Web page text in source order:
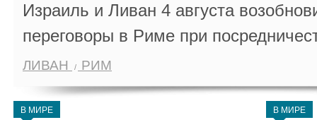
Израиль и Ливан 4 августа
переговоры в Риме при
ЛИВАН РИМ
В МИРЕ В МИРЕ